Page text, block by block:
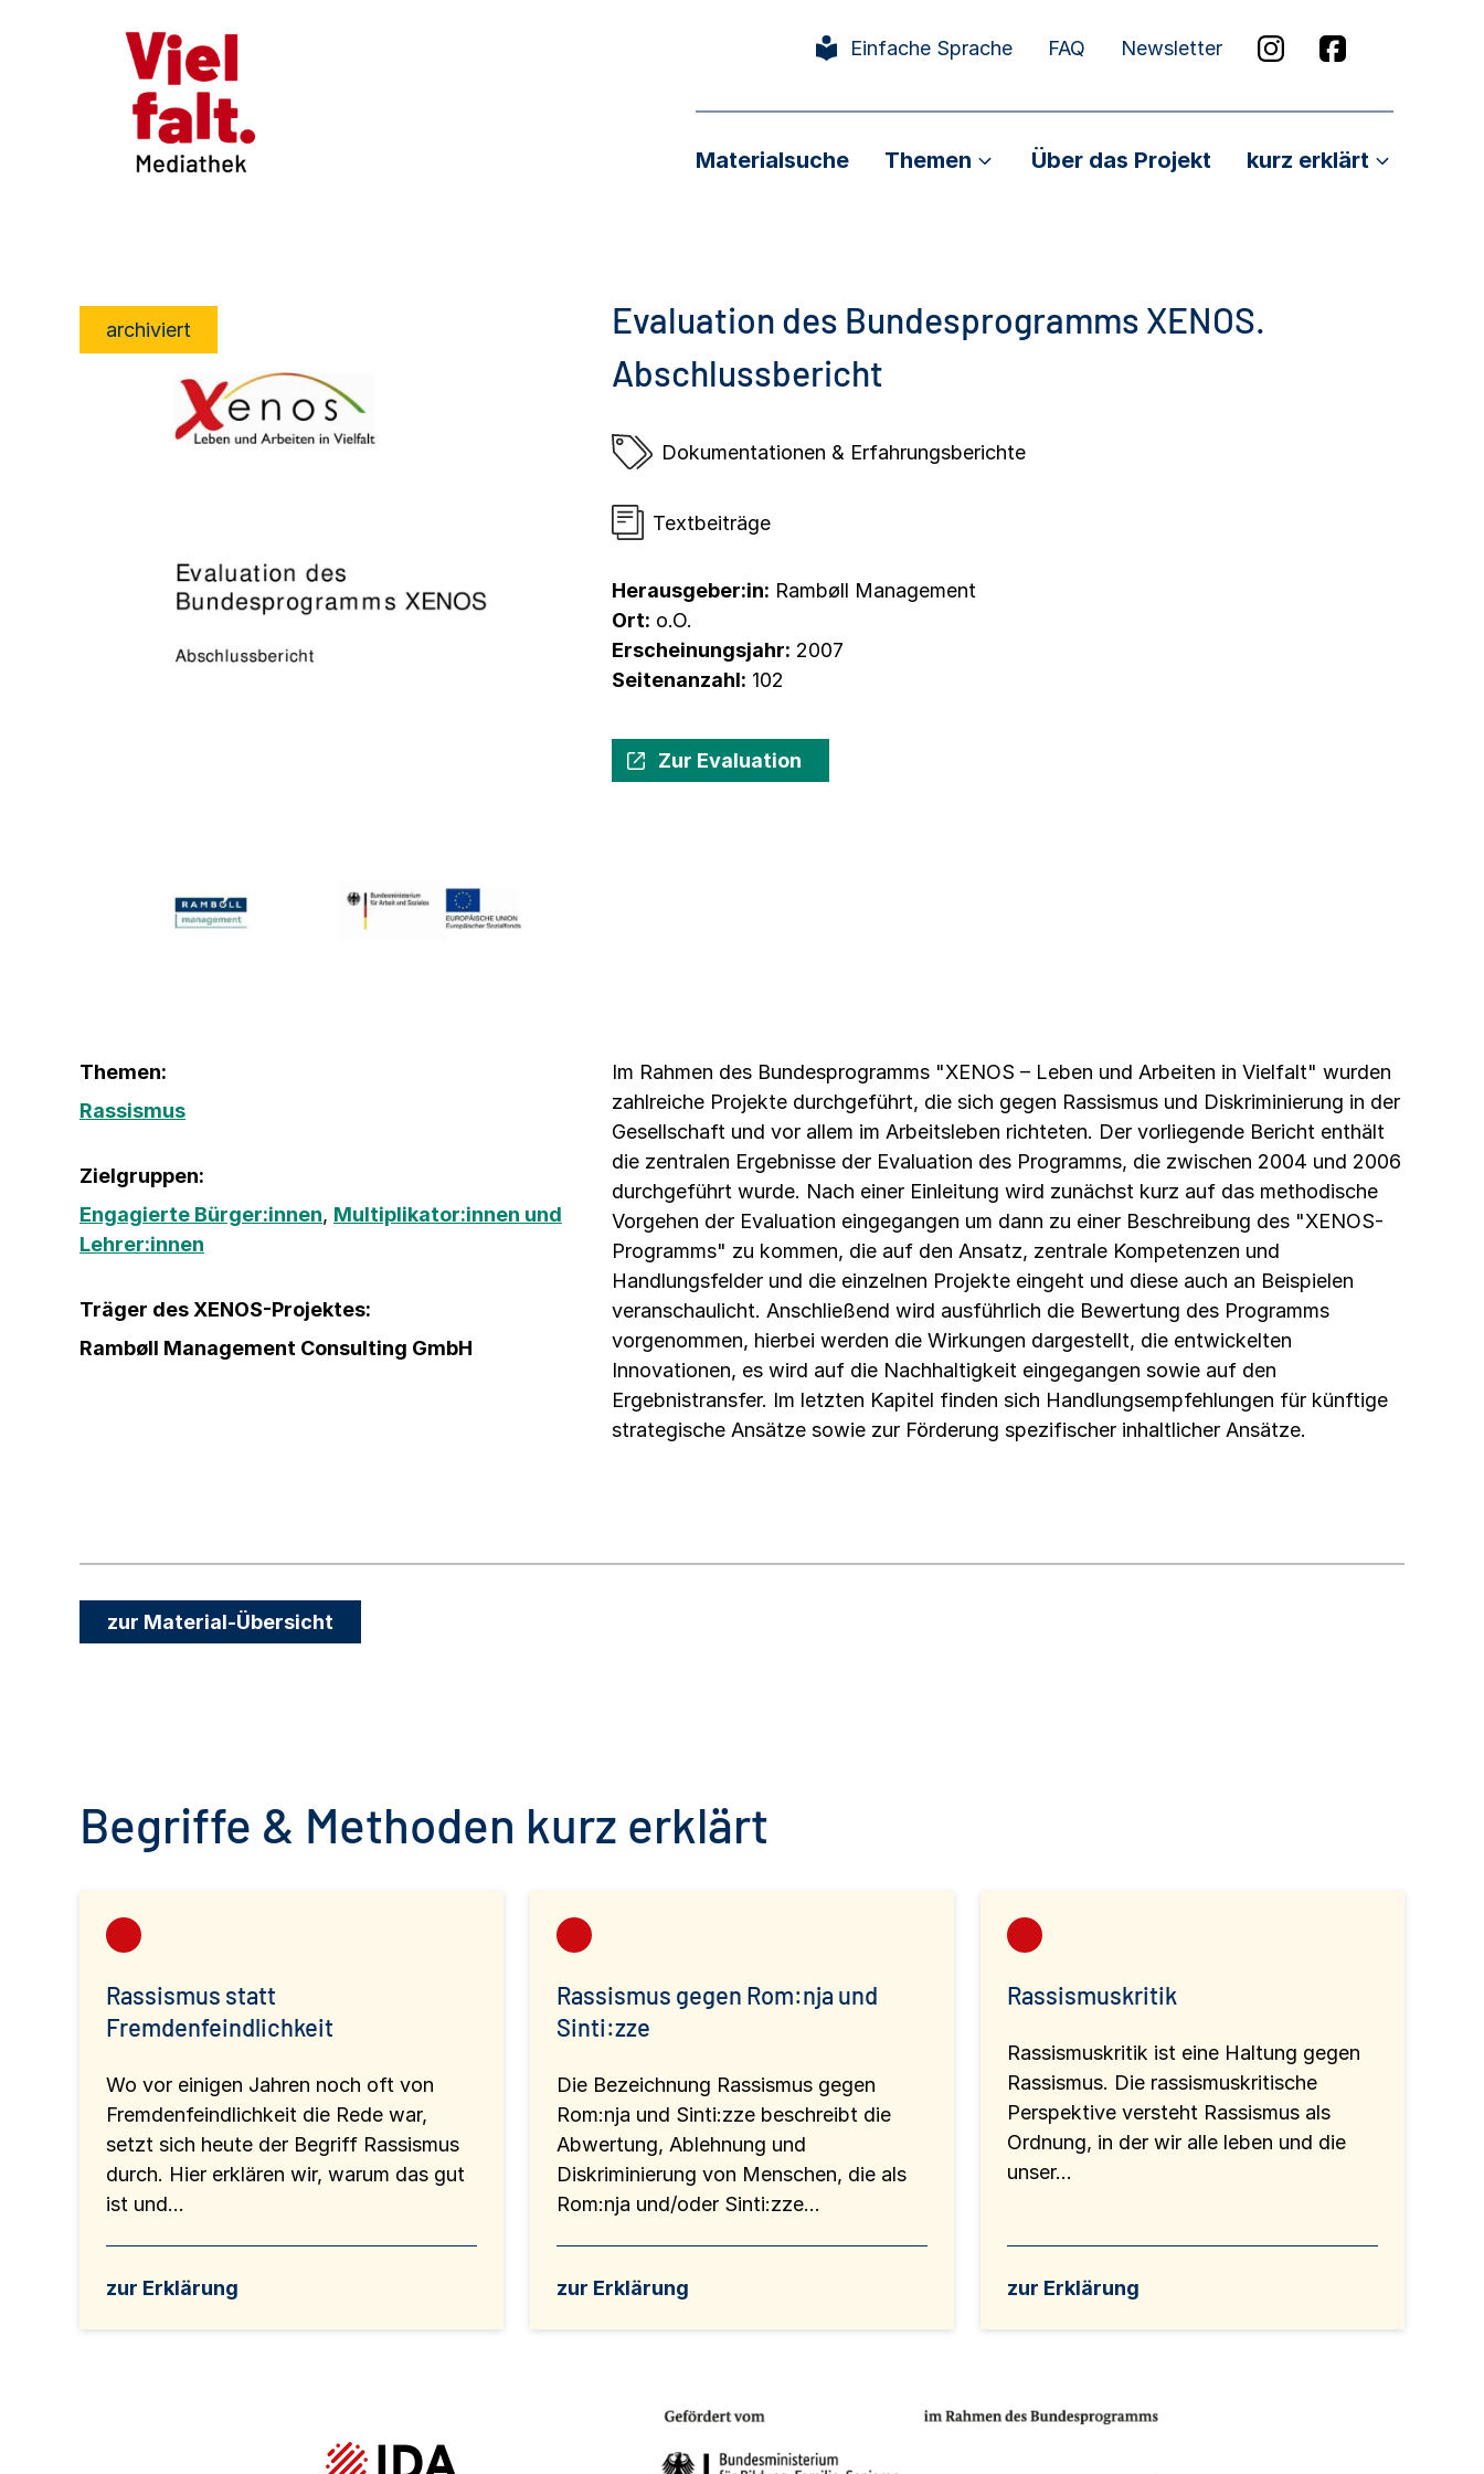
Einfache Sprache FAQ Newsletter
Materialsuche Themen Über das Projekt kurz erklärt
archiviert
Evaluation des Bundesprogramms XENOS.
Abschlussbericht
Dokumentationen & Erfahrungsberichte
Textbeiträge
Herausgeber:in: Rambøll Management
Ort: o.O.
Erscheinungsjahr: 2007
Seitenanzahl: 102
Zur Evaluation
Themen:
Rassismus
Zielgruppen:
Engagierte Bürger:innen, Multiplikator:innen und
Lehrer:innen
Träger des XENOS-Projektes:
Rambøll Management Consulting GmbH
Im Rahmen des Bundesprogramms "XENOS – Leben und Arbeiten in Vielfalt" wurden
zahlreiche Projekte durchgeführt, die sich gegen Rassismus und Diskriminierung in der
Gesellschaft und vor allem im Arbeitsleben richteten. Der vorliegende Bericht enthält
die zentralen Ergebnisse der Evaluation des Programms, die zwischen 2004 und 2006
durchgeführt wurde. Nach einer Einleitung wird zunächst kurz auf das methodische
Vorgehen der Evaluation eingegangen um dann zu einer Beschreibung des "XENOS-
Programms" zu kommen, die auf den Ansatz, zentrale Kompetenzen und
Handlungsfelder und die einzelnen Projekte eingeht und diese auch an Beispielen
veranschaulicht. Anschließend wird ausführlich die Bewertung des Programms
vorgenommen, hierbei werden die Wirkungen dargestellt, die entwickelten
Innovationen, es wird auf die Nachhaltigkeit eingegangen sowie auf den
Ergebnistransfer. Im letzten Kapitel finden sich Handlungsempfehlungen für künftige
strategische Ansätze sowie zur Förderung spezifischer inhaltlicher Ansätze.
zur Material-Übersicht
Begriffe & Methoden kurz erklärt
Rassismus statt
Fremdenfeindlichkeit
Wo vor einigen Jahren noch oft von
Fremdenfeindlichkeit die Rede war,
setzt sich heute der Begriff Rassismus
durch. Hier erklären wir, warum das gut
ist und...
zur Erklärung
Rassismus gegen Rom:nja und
Sinti:zze
Die Bezeichnung Rassismus gegen
Rom:nja und Sinti:zze beschreibt die
Abwertung, Ablehnung und
Diskriminierung von Menschen, die als
Rom:nja und/oder Sinti:zze...
zur Erklärung
Rassismuskritik
Rassismuskritik ist eine Haltung gegen
Rassismus. Die rassismuskritische
Perspektive versteht Rassismus als
Ordnung, in der wir alle leben und die
unser...
zur Erklärung